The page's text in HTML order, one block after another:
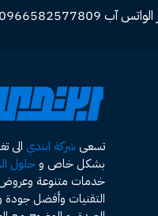
تسعى شركة ابتدي الى
بشكل خاص وحلول
خدمات متنوعة وعروض
التقنيات وأفضل جودة